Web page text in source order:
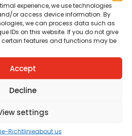
experience, we use technologies
or access device information. By
we can process data such as
IDs on this website. If you do not give
features and functions may be
Accept
Decline
settings
Richtlinieabout us
II -
- 31. October
2026
2026 - 16. August
der